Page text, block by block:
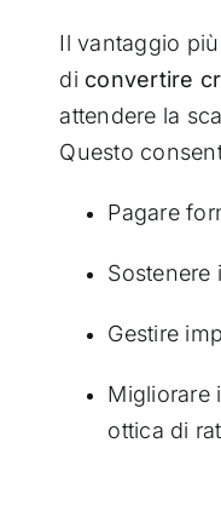
Il vantaggio
di convertire
attendere la
Questo
Pagare
Sostenere
Gestire
Migliorare
ottica di